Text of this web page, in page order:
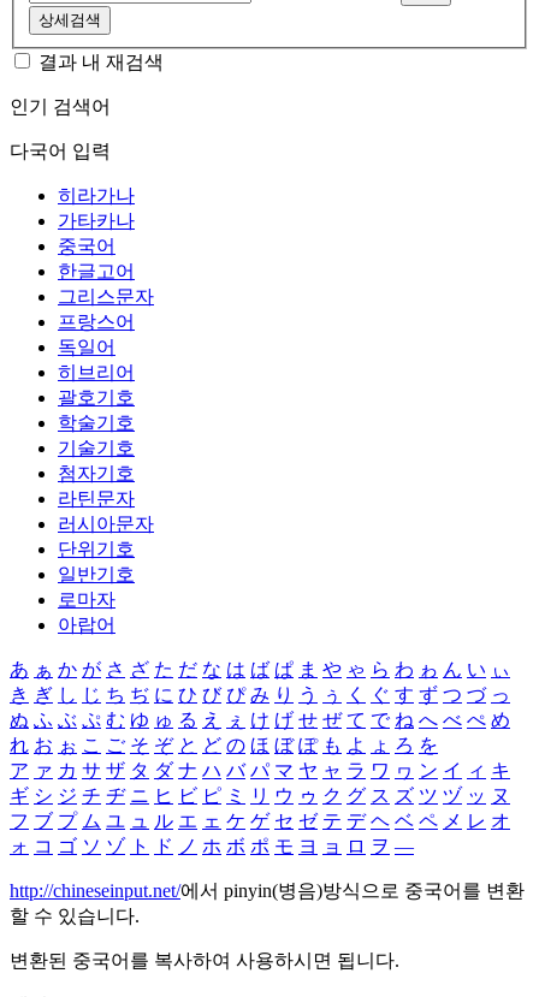
상세검색
결과 내 재검색
인기 검색어
다국어 입력
히라가나
가타카나
중국어
한글고어
그리스문자
프랑스어
독일어
히브리어
괄호기호
학술기호
기술기호
첨자기호
라틴문자
러시아문자
단위기호
일반기호
로마자
아랍어
あ ぁ か が さ ざ た だ な は ば ぱ ま や ゃ ら わ ゎ ん い ぃ
き ぎ し じ ち ぢ に ひ び ぴ み り う ぅ く ぐ す ず つ づ っ
ぬ ふ ぶ ぷ む ゆ ゅ る え ぇ け げ せ ぜ て で ね へ べ ぺ め
れ お ぉ こ ご そ ぞ と ど の ほ ぼ ぽ も よ ょ ろ を
ア ァ カ サ ザ タ ダ ナ ハ バ パ マ ヤ ャ ラ ワ ヮ ン イ ィ キ
ギ シ ジ チ ヂ ニ ヒ ビ ピ ミ リ ウ ゥ ク グ ス ズ ツ ヅ ッ ヌ
フ ブ プ ム ユ ュ ル エ ェ ケ ゲ セ ゼ テ デ ヘ ベ ペ メ レ オ
ォ コ ゴ ソ ゾ ト ド ノ ホ ボ ポ モ ヨ ョ ロ ヲ ―
http://chineseinput.net/에서 pinyin(병음)방식으로 중국어를 변환
할 수 있습니다.
변환된 중국어를 복사하여 사용하시면 됩니다.